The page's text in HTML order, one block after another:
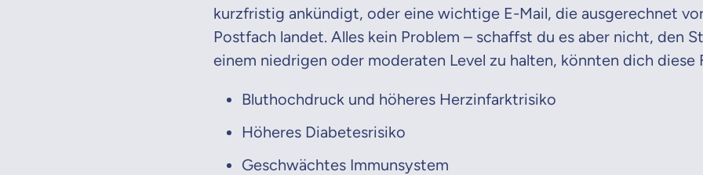
kurzfristig ankündigt, oder eine wichtige E-Mail, die ausgerechnet
Postfach landet. Alles kein Problem – schaffst du es aber nicht, den
einem niedrigen oder moderaten Level zu halten, könnten dich diese
Bluthochdruck und höheres Herzinfarktrisiko
Höheres Diabetesrisiko
Geschwächtes Immunsystem
Beamten
Versicherung